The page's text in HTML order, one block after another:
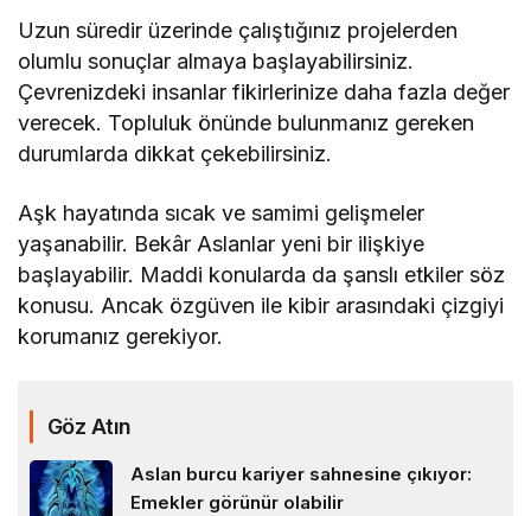
Uzun süredir üzerinde çalıştığınız projelerden
olumlu sonuçlar almaya başlayabilirsiniz.
Çevrenizdeki insanlar fikirlerinize daha fazla değer
verecek. Topluluk önünde bulunmanız gereken
durumlarda dikkat çekebilirsiniz.
Aşk hayatında sıcak ve samimi gelişmeler
yaşanabilir. Bekâr Aslanlar yeni bir ilişkiye
başlayabilir. Maddi konularda da şanslı etkiler söz
konusu. Ancak özgüven ile kibir arasındaki çizgiyi
korumanız gerekiyor.
Göz Atın
Aslan burcu kariyer sahnesine çıkıyor:
Emekler görünür olabilir